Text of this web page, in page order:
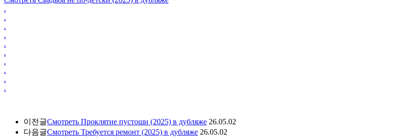
.
.
.
.
.
.
.
.
.
.
이전글Смотреть Проклятие пустоши (2025) в дубляже 26.05.02
다음글Смотреть Требуется ремонт (2025) в дубляже 26.05.02